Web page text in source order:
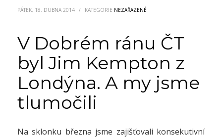
PÁTEK, 18. DUBNA 2014 / KATEGORIE NEZAŘAZENÉ
V Dobrém ránu ČT
byl Jim Kempton z
Londýna. A my jsme
tlumočili
Na sklonku března jsme zajišťovali konsekutivní